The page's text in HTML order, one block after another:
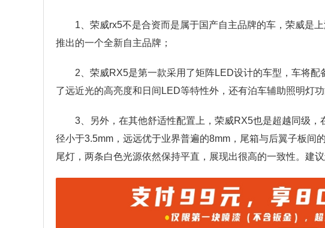
1、荣威rx5不是合资而是属于国产自主品牌的车，荣威是
推出的一个全新自主品牌；
2、荣威RX5是第一款采用了矩阵LED设计的车型，车将
了远近光的高亮度和日间LED等特性外，还有泊车辅助照明灯功
3、另外，在其他舒适性配置上，荣威RX5也是超越同级
径小于3.5mm，远远优于业界普遍的8mm，尾箱与后翼子板间
尾灯，两条白色光源依然保持平直，展现出很高的一致性。建议